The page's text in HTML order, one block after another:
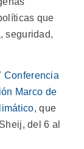
que
seguridad,
Conferencia
Marco de
, que
del 6 al